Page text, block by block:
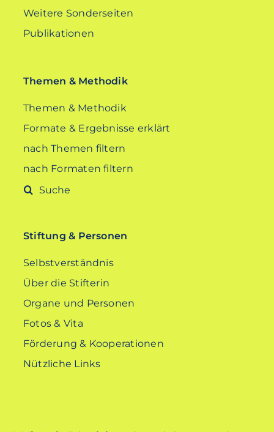
Weitere Sonderseiten
Publikationen
Themen & Methodik
Themen & Methodik
Formate & Ergebnisse erklärt
nach Themen filtern
nach Formaten filtern
Suche
Stiftung & Personen
Selbstverständnis
Über die Stifterin
Organe und Personen
Fotos & Vita
Förderung & Kooperationen
Nützliche Links